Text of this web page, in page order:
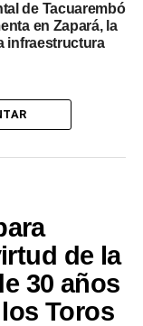
de Tacuarembó
en Zapará, la
infraestructura
de la
30 años
Toros